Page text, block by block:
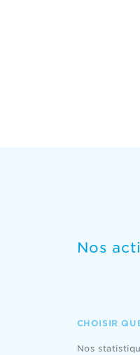
Nos
CHOISIR
Nos